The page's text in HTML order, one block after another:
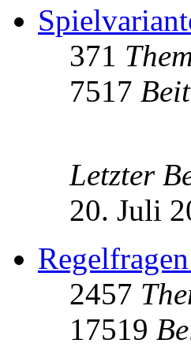
371
7517
Letzter
20. Juli
2457
17519